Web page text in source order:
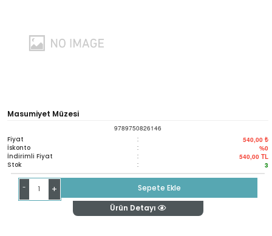
Masumiyet Müzesi
9789750826146
Fiyat : 540,00 ₺
İskonto : %0
İndirimli Fiyat : 540,00 TL
Stok : 3
- +
Sepete Ekle
Ürün Detayı